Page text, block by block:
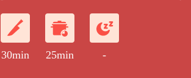
30min 25min -